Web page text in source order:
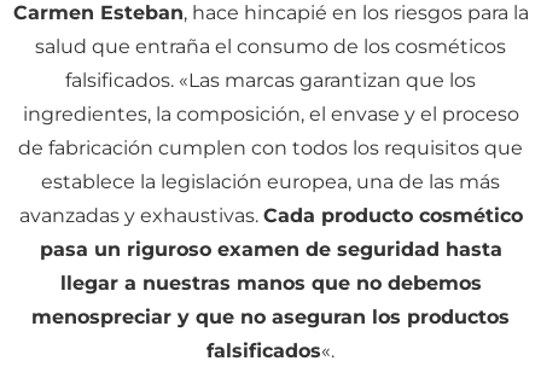
Carmen Esteban, hace hincapié en los riesgos para la
salud que entraña el consumo de los cosméticos
falsificados. «Las marcas garantizan que los
ingredientes, la composición, el envase y el proceso
de fabricación cumplen con todos los requisitos que
establece la legislación europea, una de las más
avanzadas y exhaustivas. Cada producto cosmético
pasa un riguroso examen de seguridad hasta
llegar a nuestras manos que no debemos
menospreciar y que no aseguran los productos
falsificados«.